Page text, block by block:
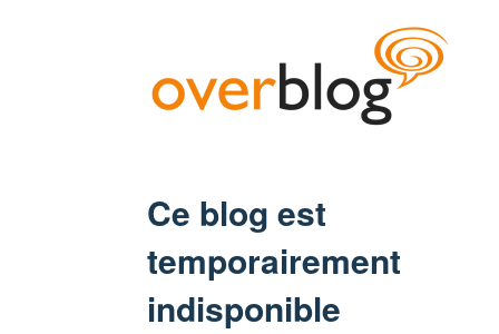
Ce blog est
temporairement
indisponible